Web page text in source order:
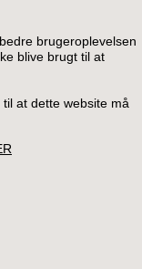
brugeroplevelsen
blive brugt til at
at dette website må